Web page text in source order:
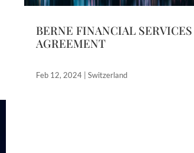
BERNE FINANCIAL SERVICES
AGREEMENT
Feb 12, 2024| Switzerland